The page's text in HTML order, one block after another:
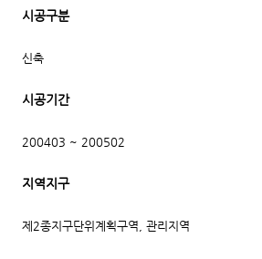
시공구분
신축
시공기간
200403 ~ 200502
지역지구
제2종지구단위계획구역, 관리지역